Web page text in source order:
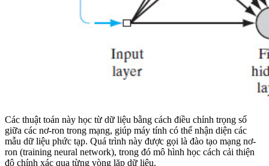
Các thuật toán này học từ dữ liệu bằng cách điều chỉnh trọng số
giữa các nơ-ron trong mạng, giúp máy tính có thể nhận diện các
mẫu dữ liệu phức tạp. Quá trình này được gọi là đào tạo mạng nơ-
ron (training neural network), trong đó mô hình học cách cải thiện
độ chính xác qua từng vòng lặp dữ liệu.